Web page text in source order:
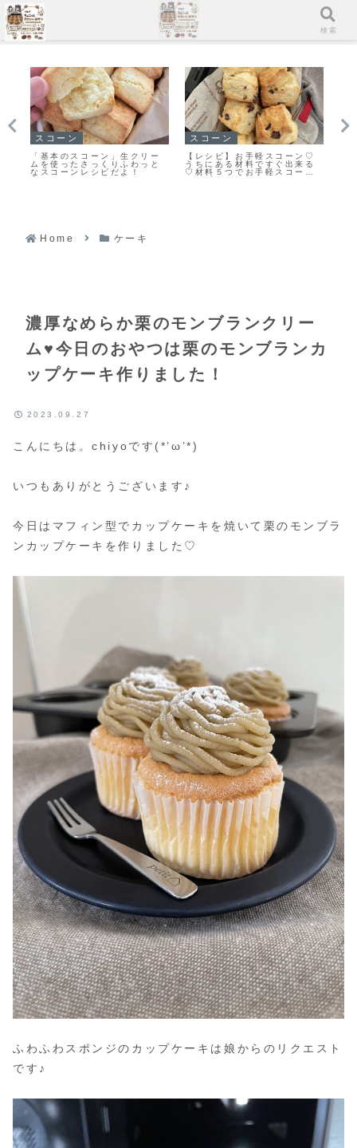
マフィン
すぐに作れる♥食べられる♥濃
厚ガトーショコラマフィン作
りました！
イチ押し！！
「無塩バター」と違いを検
証！クッキーを「有塩バタ
ー」で作ってみました
Home ケーキ
濃厚なめらか栗のモンブランクリー
ム♥今日のおやつは栗のモンブランカ
ップケーキ作りました！
2023.09.27
こんにちは。chiyoです(*’ω’*)
いつもありがとうございます♪
今日はマフィン型でカップケーキを焼いて栗のモンブラ
ンカップケーキを作りました♡
ふわふわスポンジのカップケーキは娘からのリクエスト
です♪
メニュー 検索